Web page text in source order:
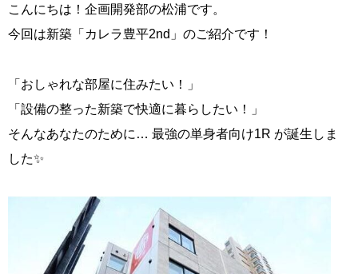
こんにちは！企画開発部の松浦です。
今回は新築「カレラ豊平2nd」のご紹介です！
「おしゃれな部屋に住みたい！」
「設備の整った新築で快適に暮らしたい！」
そんなあなたのために… 最強の単身者向け1R が誕生しま
した✨